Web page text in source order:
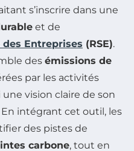
s’inscrire dans une
et de
des Entreprises (RSE).
des émissions de
par les activités
une vision claire de son
intégrant cet outil, les
des pistes de
carbone, tout en